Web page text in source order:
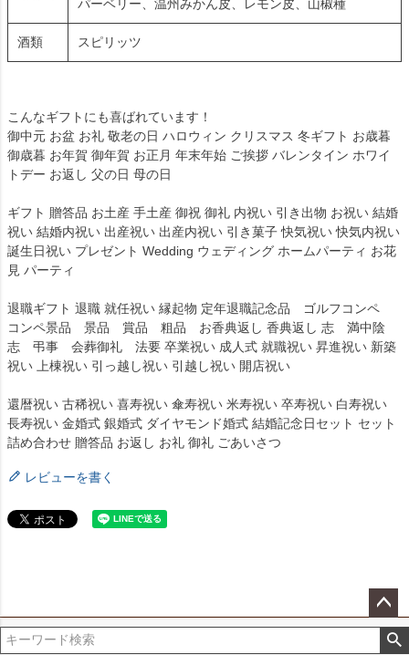
パーベリー、温州みかん皮、レモン皮、山椒種
酒類 スピリッツ
こんなギフトにも喜ばれています！
御中元 お盆 お礼 敬老の日 ハロウィン クリスマス 冬ギフト お歳暮
御歳暮 お年賀 御年賀 お正月 年末年始 ご挨拶 バレンタイン ホワイ
トデー お返し 父の日 母の日
ギフト 贈答品 お土産 手土産 御祝 御礼 内祝い 引き出物 お祝い 結婚
祝い 結婚内祝い 出産祝い 出産内祝い 引き菓子 快気祝い 快気内祝い
誕生日祝い プレゼント Wedding ウェディング ホームパーティ お花
見 パーティ
退職ギフト 退職 就任祝い 縁起物 定年退職記念品 ゴルフコンペ
コンペ景品 景品 賞品 粗品 お香典返し 香典返し 志 満中陰
志 弔事 会葬御礼 法要 卒業祝い 成人式 就職祝い 昇進祝い 新築
祝い 上棟祝い 引っ越し祝い 引越し祝い 開店祝い
還暦祝い 古稀祝い 喜寿祝い 傘寿祝い 米寿祝い 卒寿祝い 白寿祝い
長寿祝い 金婚式 銀婚式 ダイヤモンド婚式 結婚記念日セット セット
詰め合わせ 贈答品 お返し お礼 御礼 ごあいさつ
レビューを書く
ペー
ジト